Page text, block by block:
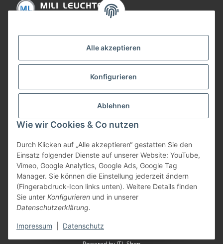
Alle akzeptieren
Konfigurieren
Ablehnen
Wie wir Cookies & Co nutzen
Durch Klicken auf „Alle akzeptieren“ gestatten Sie den
Einsatz folgender Dienste auf unserer Website: YouTube,
Vimeo, Google Analytics, Google Ads, Google Tag
Manager. Sie können die Einstellung jederzeit ändern
(Fingerabdruck-Icon links unten). Weitere Details finden
Sie unter Konfigurieren und in unserer
Datenschutzerklärung.
Impressum Datenschutz
Gesetzliche Informationen
Bezahlung
Vertrag widerrufen